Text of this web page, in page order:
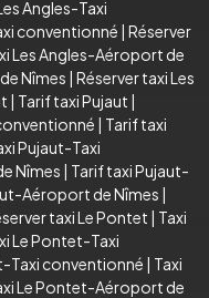
Angles-Taxi
conventionné | Réserver
Les Angles-Aéroport de
Nîmes | Réserver taxi Les
| Tarif taxi Pujaut |
| Tarif taxi
Pujaut-Taxi
Nîmes | Tarif taxi Pujaut-
Aéroport de Nîmes |
taxi Le Pontet | Taxi
Le Pontet-Taxi
Taxi conventionné | Taxi
Le Pontet-Aéroport de